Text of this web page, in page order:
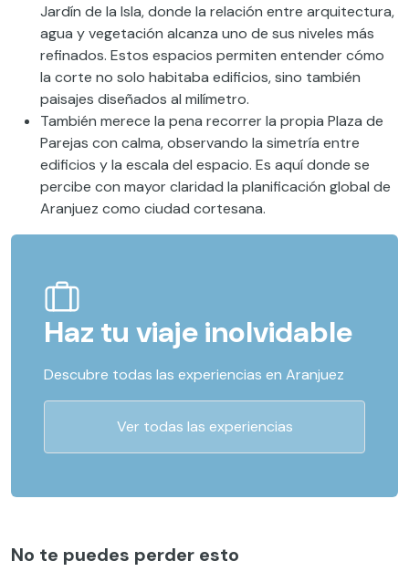
Jardín de la Isla, donde la relación entre arquitectura,
agua y vegetación alcanza uno de sus niveles más
refinados. Estos espacios permiten entender cómo
la corte no solo habitaba edificios, sino también
paisajes diseñados al milímetro.
También merece la pena recorrer la propia Plaza de
Parejas con calma, observando la simetría entre
edificios y la escala del espacio. Es aquí donde se
percibe con mayor claridad la planificación global de
Aranjuez como ciudad cortesana.
Haz tu viaje inolvidable
Descubre todas las experiencias en Aranjuez
Ver todas las experiencias
No te puedes perder esto